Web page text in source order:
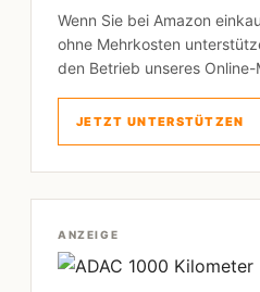
Wenn Sie bei Amazon
ohne Mehrkosten
den Betrieb unseres Online-
JETZT UNTERSTÜTZEN
ANZEIGE